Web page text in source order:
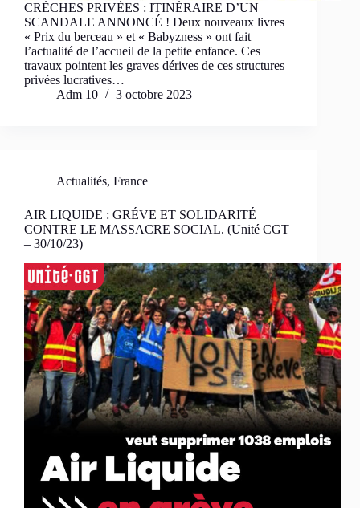
CRÈCHES PRIVÉES : ITINÉRAIRE D’UN
SCANDALE ANNONCÉ ! Deux nouveaux livres
« Prix du berceau » et « Babyzness » ont fait
l’actualité de l’accueil de la petite enfance. Ces
travaux pointent les graves dérives de ces structures
privées lucratives…
Adm 10
3 octobre 2023
Actualités, France
AIR LIQUIDE : GRÉVE ET SOLIDARITÉ
CONTRE LE MASSACRE SOCIAL. (Unité CGT
– 30/10/23)